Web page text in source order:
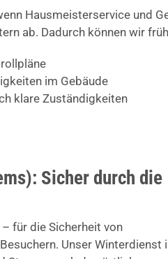
Hausmeisterservice und
ab. Dadurch können wir
im Gebäude
klare Zuständigkeiten
Sicher durch die
für die Sicherheit von
Unser Winterdienst